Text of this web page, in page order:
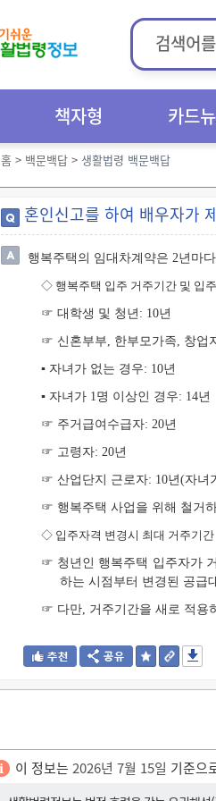
책자형 카드
홈 > 백문백답 > 생활법령 백문백답
혼인신고를 하여 배우자가
행복주택의 임대차계약은 2년마
◇ 행복주택 입주 거주기간 및 입
☞ 대학생 및 청년: 10년
☞ 신혼부부, 한부모가족, 창업
▪ 자녀가 없는 경우: 10년
▪ 자녀가 1명 이상인 경우: 14년
☞ 주거급여수급자: 20년
☞ 고령자: 20년
☞ 산업단지 근로자: 10년(자녀
☞ 행복주택 사업을 위해 철거
◇ 입주자격 변경시 최대 거주기간
☞ 청년인 행복주택 입주자가
하는 시점부터 변경된 공급
☞ 다만, 거주기간을 새로 적용
이 정보는 2026년 7월 15일 기준으